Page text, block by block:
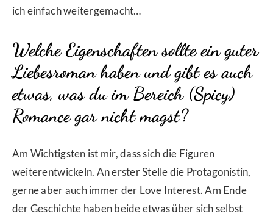
ich einfach weitergemacht…
Welche Eigenschaften sollte ein guter
Liebesroman haben und gibt es auch
etwas, was du im Bereich (Spicy)
Romance gar nicht magst?
Am Wichtigsten ist mir, dass sich die Figuren
weiterentwickeln. An erster Stelle die Protagonistin,
gerne aber auch immer der Love Interest. Am Ende
der Geschichte haben beide etwas über sich selbst